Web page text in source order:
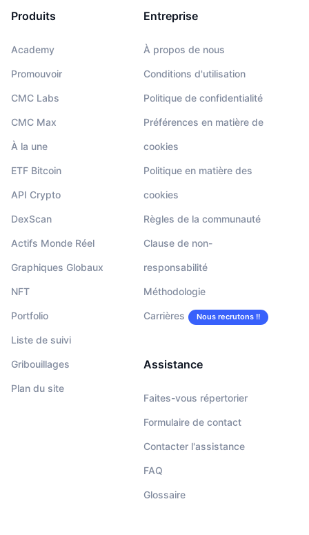
Produits
Academy
Promouvoir
CMC Labs
CMC Max
À la une
ETF Bitcoin
API Crypto
DexScan
Actifs Monde Réel
Graphiques Globaux
NFT
Portfolio
Liste de suivi
Gribouillages
Plan du site
Entreprise
À propos de nous
Conditions d'utilisation
Politique de confidentialité
Préférences en matière de
cookies
Politique en matière des
cookies
Règles de la communauté
Clause de non-
responsabilité
Méthodologie
Carrières Nous recrutons !!
Assistance
Faites-vous répertorier
Formulaire de contact
Contacter l'assistance
FAQ
Glossaire